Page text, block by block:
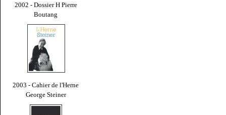
2002 - Dossier H Pierre
Boutang
2003 - Cahier de l'Herne
George Steiner